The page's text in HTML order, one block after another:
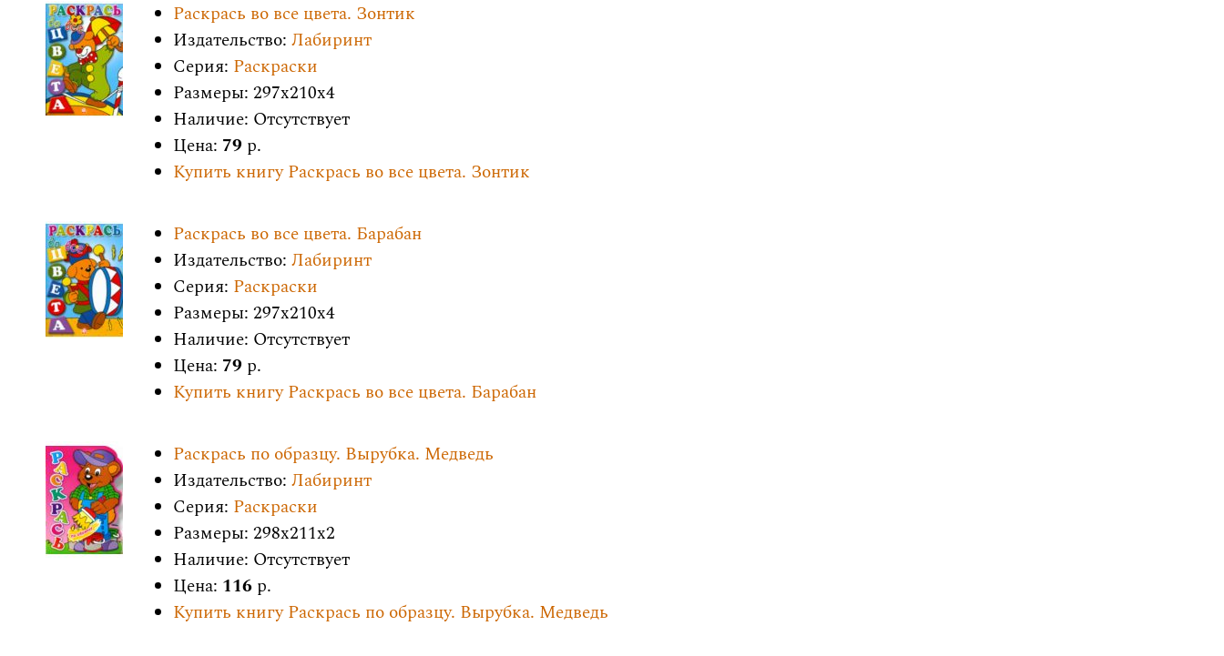
Раскрась во все цвета. Зонтик
Издательство: Лабиринт
Серия: Раскраски
Размеры: 297x210x4
Наличие: Отсутствует
Цена: 79 р.
Купить книгу Раскрась во все цвета. Зонтик
Раскрась во все цвета. Барабан
Издательство: Лабиринт
Серия: Раскраски
Размеры: 297x210x4
Наличие: Отсутствует
Цена: 79 р.
Купить книгу Раскрась во все цвета. Барабан
Раскрась по образцу. Вырубка. Медведь
Издательство: Лабиринт
Серия: Раскраски
Размеры: 298x211x2
Наличие: Отсутствует
Цена: 116 р.
Купить книгу Раскрась по образцу. Вырубка. Медведь